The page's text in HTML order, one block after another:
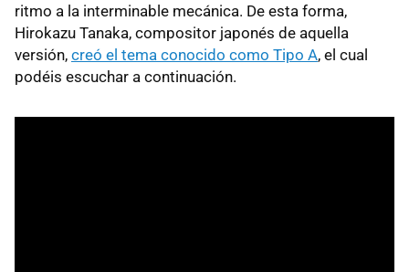
ritmo a la interminable mecánica. De esta forma,
Hirokazu Tanaka, compositor japonés de aquella
versión, creó el tema conocido como Tipo A, el cual
podéis escuchar a continuación.